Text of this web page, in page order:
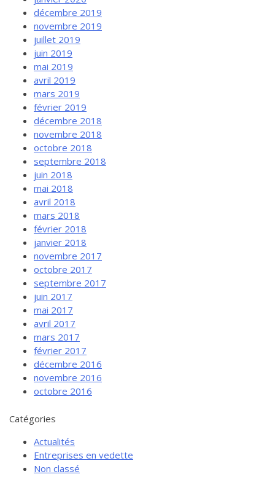
décembre 2019
novembre 2019
juillet 2019
juin 2019
mai 2019
avril 2019
mars 2019
février 2019
décembre 2018
novembre 2018
octobre 2018
septembre 2018
juin 2018
mai 2018
avril 2018
mars 2018
février 2018
janvier 2018
novembre 2017
octobre 2017
septembre 2017
juin 2017
mai 2017
avril 2017
mars 2017
février 2017
décembre 2016
novembre 2016
octobre 2016
Catégories
Actualités
Entreprises en vedette
Non classé